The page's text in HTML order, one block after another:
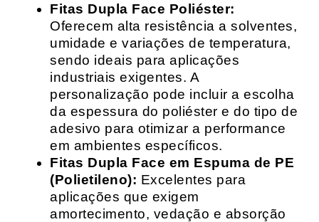
Fitas Dupla Face Poliéster:
Oferecem alta resistência a solventes,
umidade e variações de temperatura,
sendo ideais para aplicações
industriais exigentes. A
personalização pode incluir a escolha
da espessura do poliéster e do tipo de
adesivo para otimizar a performance
em ambientes específicos.
Fitas Dupla Face em Espuma de PE
(Polietileno): Excelentes para
aplicações que exigem
amortecimento, vedação e absorção